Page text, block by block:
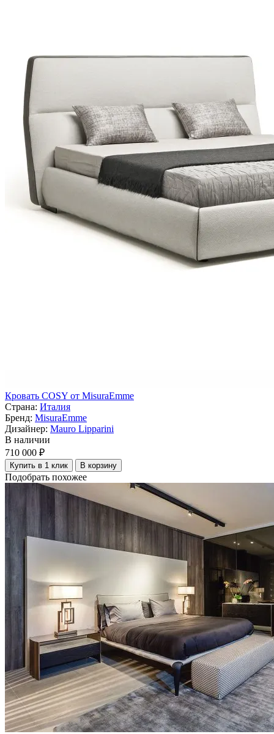
Кровать COSY от MisuraEmme
Страна: Италия
Бренд: MisuraEmme
Дизайнер: Mauro Lipparini
В наличии
710 000 ₽
Купить в 1 клик В корзину
Подобрать похожее